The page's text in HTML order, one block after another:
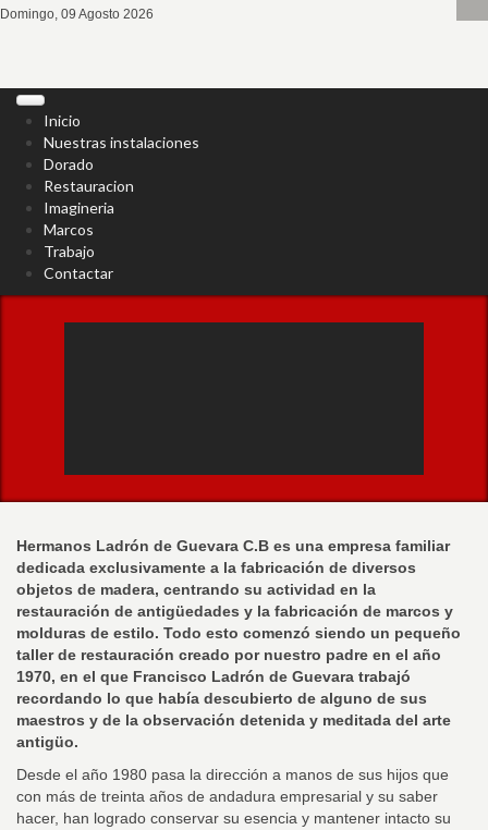
Domingo, 09 Agosto 2026
Inicio
Nuestras instalaciones
Dorado
Restauracion
Imagineria
Marcos
Trabajo
Contactar
Hermanos Ladrón de Guevara C.B es una empresa familiar
dedicada exclusivamente a la fabricación de diversos
objetos de madera, centrando su actividad en la
restauración de antigüedades y la fabricación de marcos y
molduras de estilo. Todo esto comenzó siendo un pequeño
taller de restauración creado por nuestro padre en el año
1970, en el que Francisco Ladrón de Guevara trabajó
recordando lo que había descubierto de alguno de sus
maestros y de la observación detenida y meditada del arte
antigüo.
Desde el año 1980 pasa la dirección a manos de sus hijos que
con más de treinta años de andadura empresarial y su saber
hacer, han logrado conservar su esencia y mantener intacto su